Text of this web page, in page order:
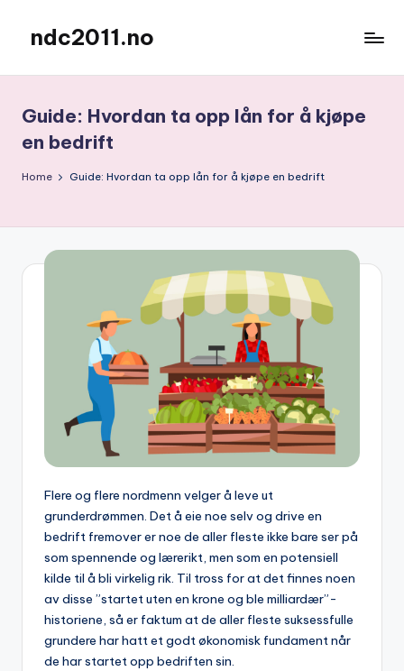
content
ndc2011.no
Guide: Hvordan ta opp lån for å kjøpe
en bedrift
Home Guide: Hvordan ta opp lån for å kjøpe en bedrift
Flere og flere nordmenn velger å leve ut
grunderdrømmen. Det å eie noe selv og drive en
bedrift fremover er noe de aller fleste ikke bare ser på
som spennende og lærerikt, men som en potensiell
kilde til å bli virkelig rik. Til tross for at det finnes noen
av disse ”startet uten en krone og ble milliardær”-
historiene, så er faktum at de aller fleste suksessfulle
grundere har hatt et godt økonomisk fundament når
de har startet opp bedriften sin.